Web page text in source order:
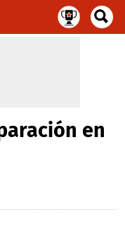
en